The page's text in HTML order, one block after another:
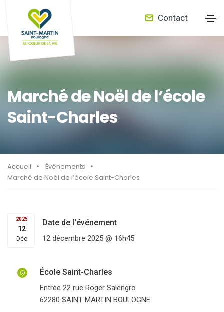
Contact
Marché de Noël de l’école
Saint-Charles
Accueil
Évènements
Marché de Noël de l’école Saint-Charles
2025
12
Déc
Date de l'événement
12 décembre 2025 @ 16h45
École Saint-Charles
Entrée 22 rue Roger Salengro
62280 SAINT MARTIN BOULOGNE